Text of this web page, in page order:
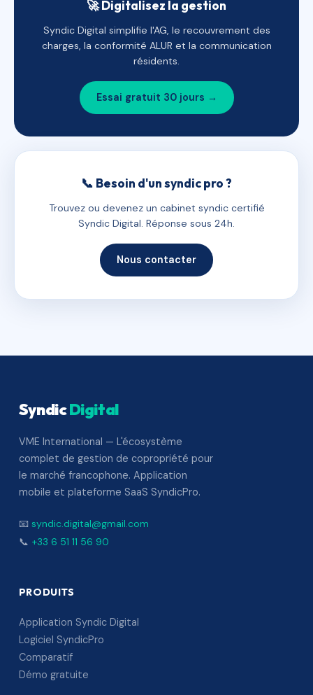
🚀 Digitalisez la gestion
Syndic Digital simplifie l'AG, le recouvrement des
charges, la conformité ALUR et la communication
résidents.
Essai gratuit 30 jours →
📞 Besoin d'un syndic pro ?
Trouvez ou devenez un cabinet syndic certifié
Syndic Digital. Réponse sous 24h.
Nous contacter
SyndicDigital
VME International — L'écosystème
complet de gestion de copropriété pour
le marché francophone. Application
mobile et plateforme SaaS SyndicPro.
📧 syndic.digital@gmail.com
📞 +33 6 51 11 56 90
PRODUITS
Application Syndic Digital
Logiciel SyndicPro
Comparatif
Démo gratuite